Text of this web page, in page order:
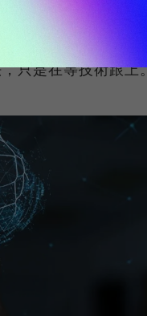
一場訪問中表示：
沒有成熟，蘋果首
只是在等技術跟上